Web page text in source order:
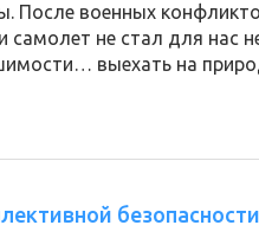
После военных
самолет не стал для нас
выехать на
безопасности